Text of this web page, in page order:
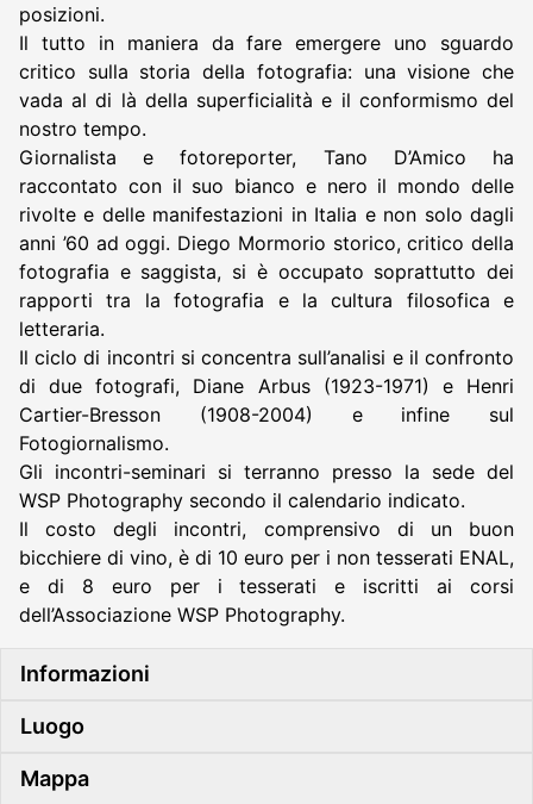
posizioni.
Il tutto in maniera da fare emergere uno sguardo
critico sulla storia della fotografia: una visione che
vada al di là della superficialità e il conformismo del
nostro tempo.
Giornalista e fotoreporter, Tano D’Amico ha
raccontato con il suo bianco e nero il mondo delle
rivolte e delle manifestazioni in Italia e non solo dagli
anni ’60 ad oggi. Diego Mormorio storico, critico della
fotografia e saggista, si è occupato soprattutto dei
rapporti tra la fotografia e la cultura filosofica e
letteraria.
Il ciclo di incontri si concentra sull’analisi e il confronto
di due fotografi, Diane Arbus (1923-1971) e Henri
Cartier-Bresson (1908-2004) e infine sul
Fotogiornalismo.
Gli incontri-seminari si terranno presso la sede del
WSP Photography secondo il calendario indicato.
Il costo degli incontri, comprensivo di un buon
bicchiere di vino, è di 10 euro per i non tesserati ENAL,
e di 8 euro per i tesserati e iscritti ai corsi
dell’Associazione WSP Photography.
Informazioni
Luogo
Mappa